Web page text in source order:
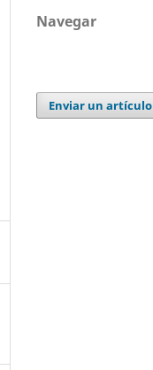
Navegar
Enviar un artículo